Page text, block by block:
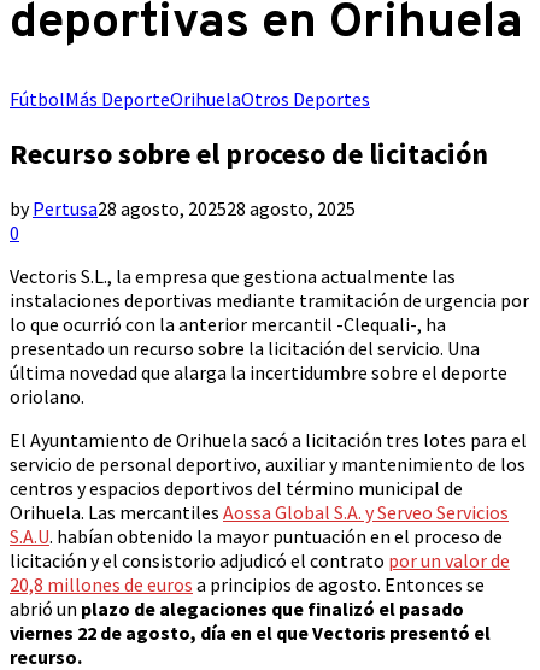
deportivas en Orihuela
FútbolMás DeporteOrihuelaOtros Deportes
Recurso sobre el proceso de licitación
byPertusa28 agosto, 202528 agosto, 2025
0
Vectoris S.L., la empresa que gestiona actualmente las
instalaciones deportivas mediante tramitación de urgencia por
lo que ocurrió con la anterior mercantil -Clequali-, ha
presentado un recurso sobre la licitación del servicio. Una
última novedad que alarga la incertidumbre sobre el deporte
oriolano.
El Ayuntamiento de Orihuela sacó a licitación tres lotes para el
servicio de personal deportivo, auxiliar y mantenimiento de los
centros y espacios deportivos del término municipal de
Orihuela. Las mercantiles Aossa Global S.A. y Serveo Servicios
S.A.U. habían obtenido la mayor puntuación en el proceso de
licitación y el consistorio adjudicó el contrato por un valor de
20,8 millones de euros a principios de agosto. Entonces se
abrió un plazo de alegaciones que finalizó el pasado
viernes 22 de agosto, día en el que Vectoris presentó el
recurso.